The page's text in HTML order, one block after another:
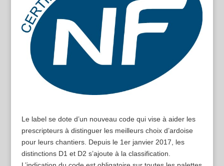
Le label se dote d’un nouveau code qui vise à aider les
prescripteurs à distinguer les meilleurs choix d’ardoise
pour leurs chantiers. Depuis le 1er janvier 2017, les
distinctions D1 et D2 s’ajoute à la classification.